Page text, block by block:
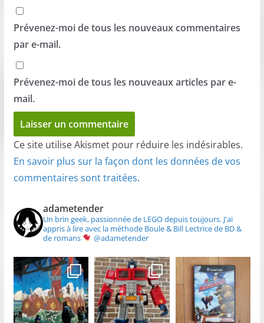
Prévenez-moi de tous les nouveaux commentaires
par e-mail.
Prévenez-moi de tous les nouveaux articles par e-
mail.
Ce site utilise Akismet pour réduire les indésirables.
En savoir plus sur la façon dont les données de vos
commentaires sont traitées.
adametender
Un brin geek, passionnée de LEGO depuis toujours.J'ai
appris à lire avec la méthode Boule & Bill Lectrice de BD &
de romans
@adametender